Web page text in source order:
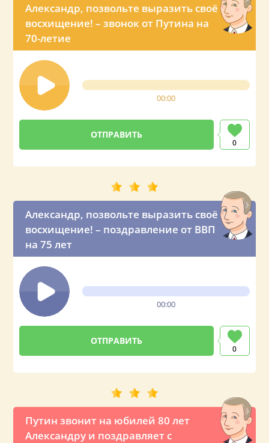
Александр, позвольте выразить своё
восхищение! – звонок от Путина на
70-летие
00:00
0
Александр, позвольте выразить своё
восхищение! – поздравление от ВВП
на 75 лет
00:00
0
Путин звонит на юбилей 80 лет
Александру и поздравляет с